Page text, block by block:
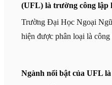
(UFL) là trường công lập
Trường Đại Học Ngoại
hiện được phân loại là công
Ngành nổi bật của UFL là